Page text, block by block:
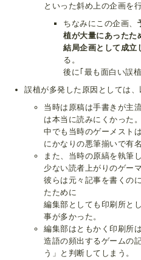
といった斜め上の企画を
ちなみにこの企画、
植が大量にあったた
結局企画として成立
る。
後に｢最も面白い誤
誤植が多発した原因としては
当時は原稿は手書きが主
は本当に読みにくかった。
中でも当時のゲーメスト
にかなりの悪筆揃いで有
また、当時の原縞を執筆
少ない読者上がりのゲー
彼らは元々記事を書くの
たために
編集部としても印刷所と
事が多かった。
編集部はともかく印刷所
造語の頻出するゲームの
う」と判断してしまう。